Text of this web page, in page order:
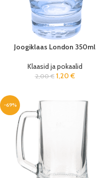
Joogiklaas London 350ml
Klaasid ja pokaalid
2,00€ 1,20 €
-69%